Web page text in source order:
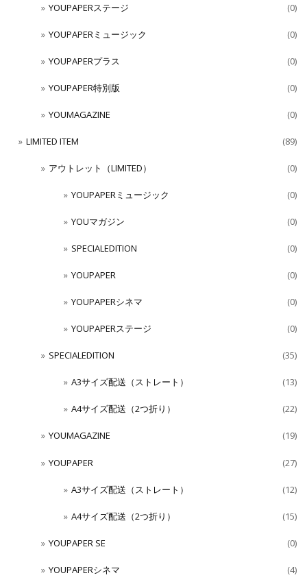
YOUPAPERステージ (0)
YOUPAPERミュージック (0)
YOUPAPERプラス (0)
YOUPAPER特別版 (0)
YOUMAGAZINE (0)
LIMITED ITEM (89)
アウトレット（LIMITED） (0)
YOUPAPERミュージック (0)
YOUマガジン (0)
SPECIALEDITION (0)
YOUPAPER (0)
YOUPAPERシネマ (0)
YOUPAPERステージ (0)
SPECIALEDITION (35)
A3サイズ配送（ストレート） (13)
A4サイズ配送（2つ折り） (22)
YOUMAGAZINE (19)
YOUPAPER (27)
A3サイズ配送（ストレート） (12)
A4サイズ配送（2つ折り） (15)
YOUPAPER SE (0)
YOUPAPERシネマ (4)